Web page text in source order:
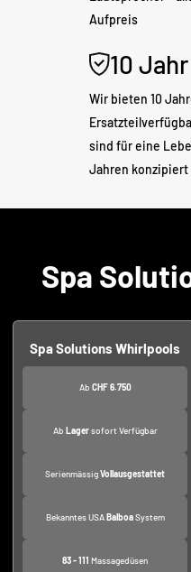
Aufpreis
10
Wir bieten 10
sind für eine
Jahren konzipiert
Spa
Spa Solutions Whirlpools
Ab CHF 6.750
Ab Lagersofort Verfügbar
SerienmässigVollausgestattet
Bekanntes USA BalboaSystem
83 - 111 Massagedüsen